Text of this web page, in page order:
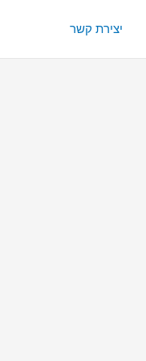
יצירת קשר